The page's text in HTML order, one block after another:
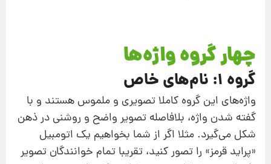
چهار گروه واژه‌ها
گروه 1: نام‌های خاص
واژه‌های این گروه کاملا تصویری و ملموس هستند و با
گفته شدن واژه، بلافاصله تصویر واضح و روشنی در ذهن
شکل می‌گیرد. مثلا اگر از شما بخواهیم یک اتومبیل
«پراید قرمز» را تصور کنید، تقریبا تمام خوانندگان تصویر